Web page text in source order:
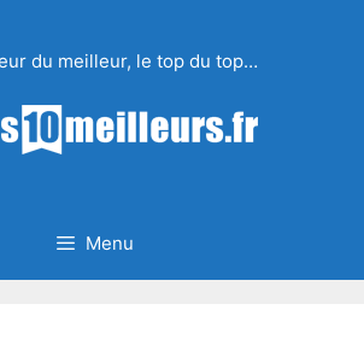
du meilleur, le top du top…
Menu